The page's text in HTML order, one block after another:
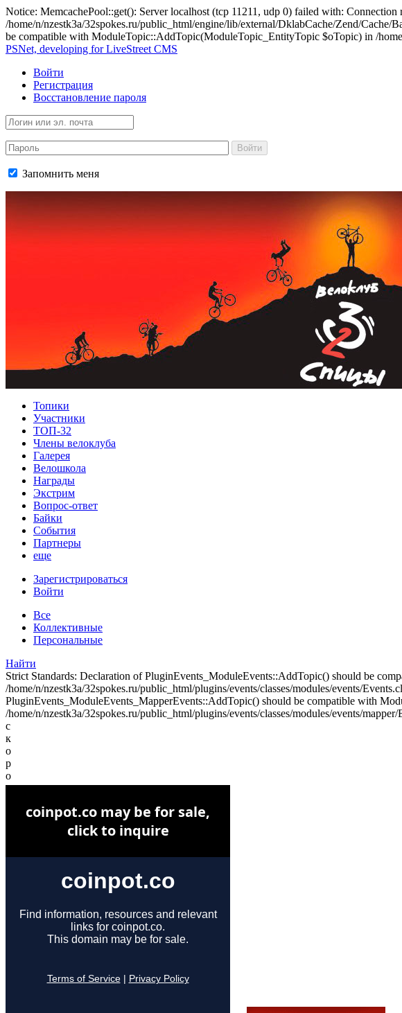
Notice: MemcachePool::get(): Server localhost (tcp 11211, udp 0) failed with: Connection
/home/n/nzestk3a/32spokes.ru/public_html/engine/lib/external/DklabCache/Zend/
be compatible with ModuleTopic::AddTopic(ModuleTopic_EntityTopic $oTopic) in /
PSNet, developing for LiveStreet CMS
Войти
Регистрация
Восстановление пароля
Войти
Запомнить меня
Топики
Участники
ТОП-32
Члены велоклуба
Галерея
Велошкола
Награды
Экстрим
Вопрос-ответ
Байки
События
Партнеры
еще
Зарегистрироваться
Войти
Все
Коллективные
Персональные
Найти
Strict Standards: Declaration of PluginEvents_ModuleEvents::AddTopic() should be
/home/n/nzestk3a/32spokes.ru/public_html/plugins/events/classes/modules/events/
PluginEvents_ModuleEvents_MapperEvents::AddTopic() should be compatible with
/home/n/nzestk3a/32spokes.ru/public_html/plugins/events/classes/modules/events/
с
к
о
р
о